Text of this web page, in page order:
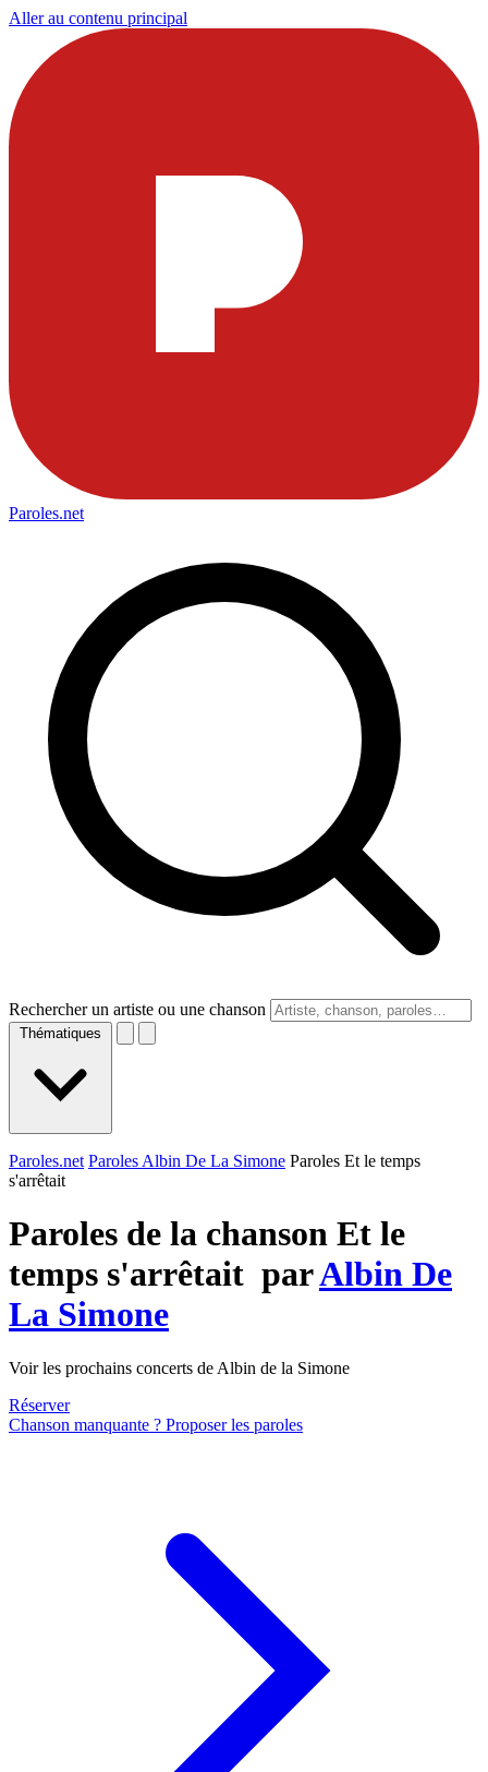
Aller au contenu principal
Paroles.net
Rechercher un artiste ou une chanson
Thématiques
Paroles.net Paroles Albin De La Simone Paroles Et le temps
s'arrêtait
Paroles de la chanson Et le
temps s'arrêtait parAlbin De
La Simone
Voir les prochains concerts de Albin de la Simone
Réserver
Chanson manquante ? Proposer les paroles